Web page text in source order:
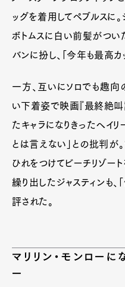
ッグを着用してペブルスに
ボトムスに白い前髪がつい
バンに扮し、「今年も最高カ
一方、互いにソロでも趣向
い下着姿で映画『最終絶叫
たキャラになりきったヘイ
とは言えない」との批判が
ひれをつけてビーチリゾー
繰り出したジャスティンも、
評された。
マリリン・モンローに
ー